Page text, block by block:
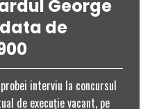
George
de
probei interviu la concursul
de execuţie vacant, pe